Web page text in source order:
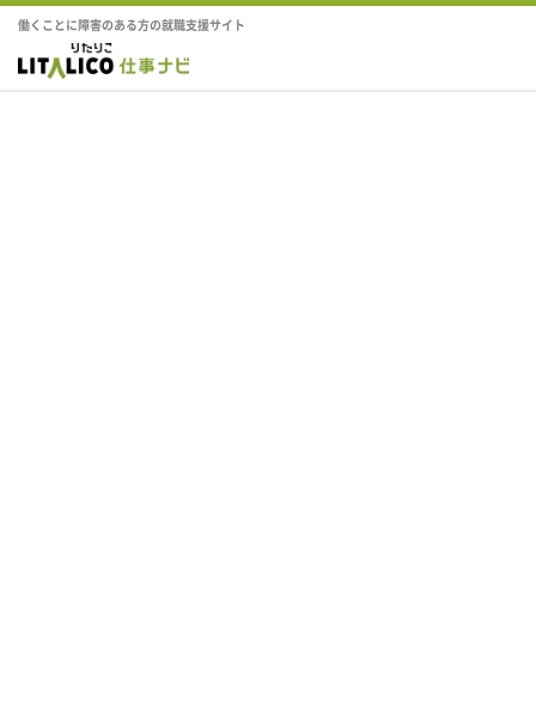
働くことに障害のある方の就職支援サイト